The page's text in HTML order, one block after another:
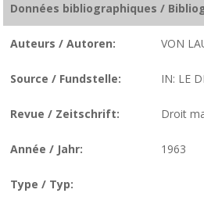
Données bibliographiques /
Auteurs / Autoren: VON
Source / Fundstelle: IN: LE
Revue / Zeitschrift: Droit
Année / Jahr: 1963
Type / Typ: